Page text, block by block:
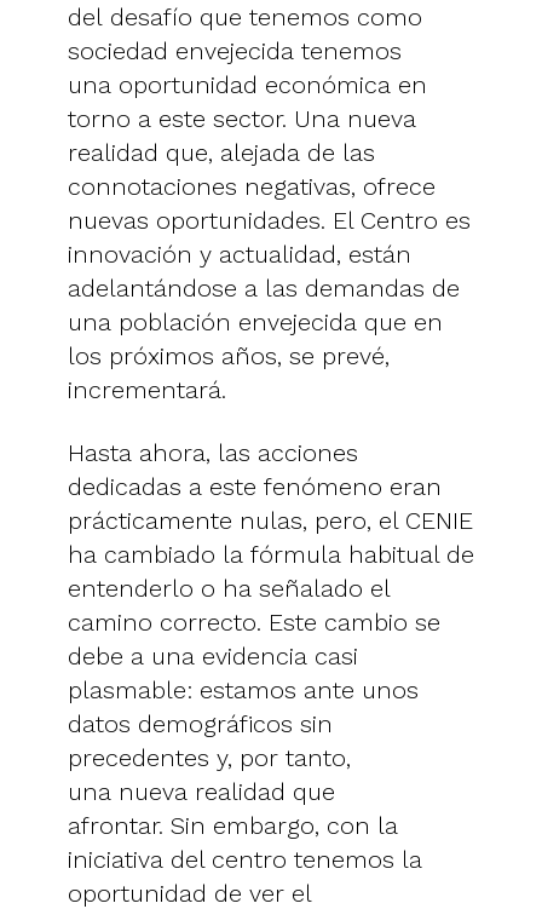
del desafío que tenemos como
sociedad envejecida tenemos
una oportunidad económica en
torno a este sector. Una nueva
realidad que, alejada de las
connotaciones negativas, ofrece
nuevas oportunidades. El Centro es
innovación y actualidad, están
adelantándose a las demandas de
una población envejecida que en
los próximos años, se prevé,
incrementará.
Hasta ahora, las acciones
dedicadas a este fenómeno eran
prácticamente nulas, pero, el CENIE
ha cambiado la fórmula habitual de
entenderlo o ha señalado el
camino correcto. Este cambio se
debe a una evidencia casi
plasmable: estamos ante unos
datos demográficos sin
precedentes y, por tanto,
una nueva realidad que
afrontar. Sin embargo, con la
iniciativa del centro tenemos la
oportunidad de ver el